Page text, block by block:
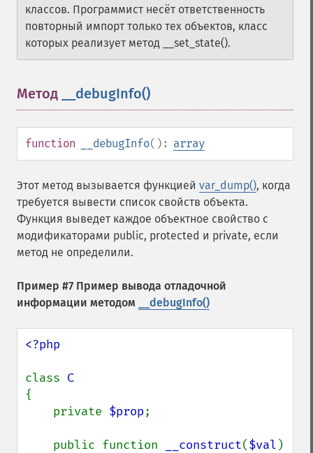
классов. Программист несёт ответственность
повторный импорт только тех объектов, класс
которых реализует метод __set_state().
Метод __debugInfo()
function __debugInfo(): array
Этот метод вызывается функцией var_dump(), когда
требуется вывести список свойств объекта.
Функция выведет каждое объектное свойство c
модификаторами public, protected и private, если
метод не определили.
Пример #7 Пример вывода отладочной
информации методом
__debugInfo()
<?php
class
{
    private
$prop;
    public function
__construct($val )